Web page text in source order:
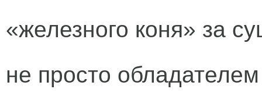
«железного коня» за
не просто